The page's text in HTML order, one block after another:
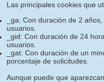
Las principales cookies que
_ga: Con duración de 2
usuarios.
_gid: Con duración de 24
usuarios.
_gat: Con duración de un
porcentaje de solicitudes.
Aunque puede que